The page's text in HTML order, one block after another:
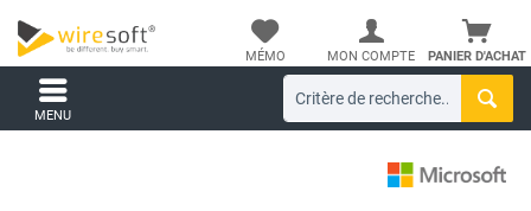
PANIER D'ACHAT
MÉMO MON COMPTE
MENU